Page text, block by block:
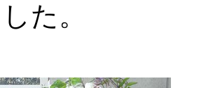
た。